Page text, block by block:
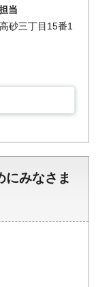
当
砂三丁目15番1
にみなさま